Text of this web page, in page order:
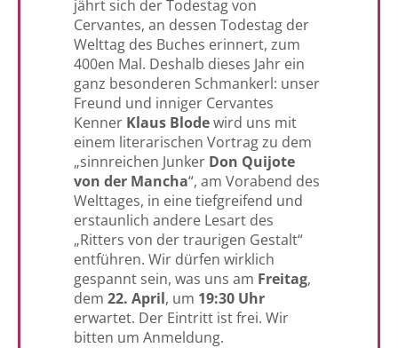
jährt sich der Todestag von
Cervantes, an dessen Todestag der
Welttag des Buches erinnert, zum
400en Mal. Deshalb dieses Jahr ein
ganz besonderen Schmankerl: unser
Freund und inniger Cervantes
Kenner Klaus Blodewird uns mit
einem literarischen Vortrag zu dem
„sinnreichen Junker Don Quijote
von der Mancha“, am Vorabend des
Welttages, in eine tiefgreifend und
erstaunlich andere Lesart des
„Ritters von der traurigen Gestalt“
entführen. Wir dürfen wirklich
gespannt sein, was uns am Freitag,
dem 22. April, um 19:30 Uhr
erwartet. Der Eintritt ist frei. Wir
bitten um Anmeldung.